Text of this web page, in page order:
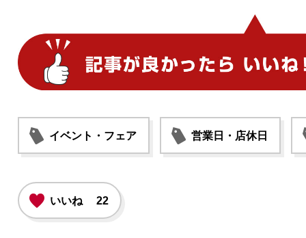
イベント・フェア 営業日・店休日
いいね 22